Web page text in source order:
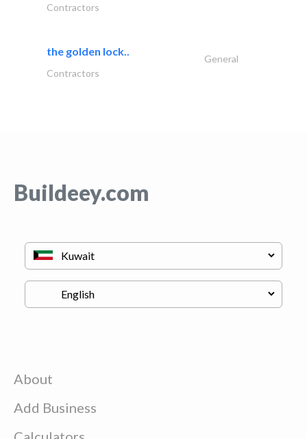
Contractors
the golden lock..
General
Contractors
Buildeey.com
About
Add Business